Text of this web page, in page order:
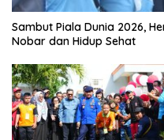
Sambut Piala Dunia 2026,
Nobar dan Hidup Sehat